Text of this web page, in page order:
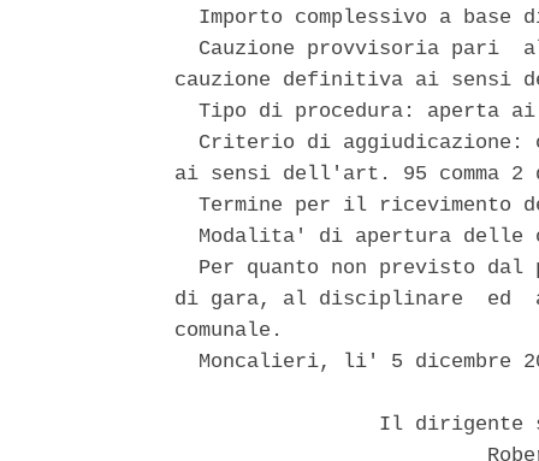
Importo complessivo a base
Cauzione provvisoria pari
cauzione definitiva ai sensi
Tipo di procedura: aperta
Criterio di aggiudicazione:
ai sensi dell'art. 95 comma 2
Termine per il ricevimento
Modalita' di apertura
Per quanto non previsto dal
di gara, al disciplinare  ed
comunale.
Moncalieri, li' 5 dicembre
Il